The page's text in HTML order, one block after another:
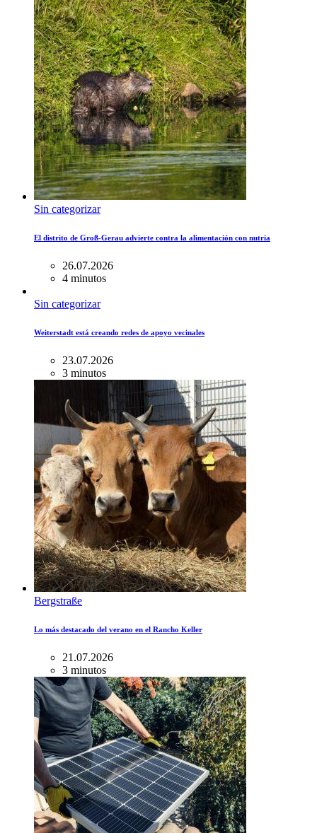
Sin categorizar
El distrito de Groß-Gerau advierte contra la alimentación con nutria
26.07.2026
4 minutos
Sin categorizar
Weiterstadt está creando redes de apoyo vecinales
23.07.2026
3 minutos
Bergstraße
Lo más destacado del verano en el Rancho Keller
21.07.2026
3 minutos